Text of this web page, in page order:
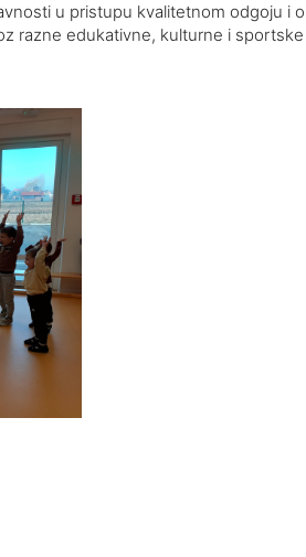
u pristupu kvalitetnom odgoju i
razne edukativne, kulturne i